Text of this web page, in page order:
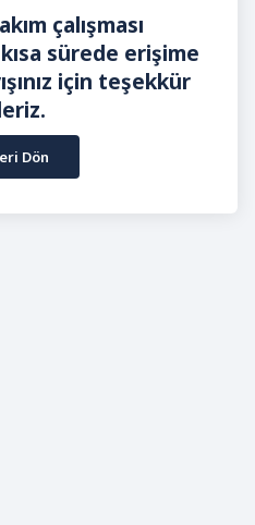
çalışması
sürede erişime
için teşekkür
Dön